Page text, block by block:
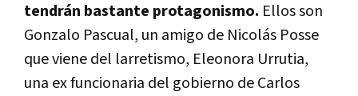
tendrán bastante protagonismo. Ellos son
Gonzalo Pascual, un amigo de Nicolás Posse
que viene del larretismo, Eleonora Urrutia,
una ex funcionaria del gobierno de Carlos